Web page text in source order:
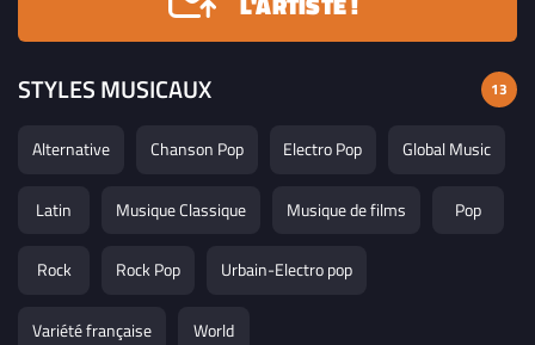
STYLES MUSICAUX 13
Alternative Chanson Pop Electro Pop Global Music
Latin Musique Classique Musique de films Pop
Rock Rock Pop Urbain-Electro pop
Variété française World